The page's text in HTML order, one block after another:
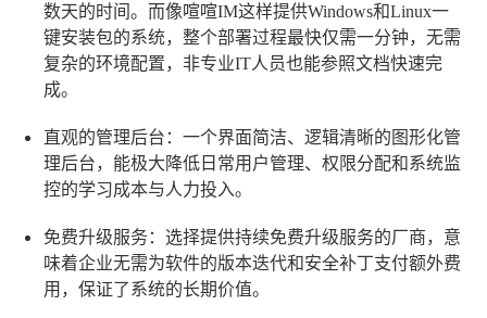
数天的时间。而像喧喧IM这样提供Windows和Linux一
键安装包的系统，整个部署过程最快仅需一分钟，无需
复杂的环境配置，非专业IT人员也能参照文档快速完
成。
直观的管理后台 ：一个界面简洁、逻辑清晰的图形化管
理后台，能极大降低日常用户管理、权限分配和系统监
控的学习成本与人力投入。
免费升级服务：选择提供持续免费升级服务的厂商，意
味着企业无需为软件的版本迭代和安全补丁支付额外费
用，保证了系统的长期价值。